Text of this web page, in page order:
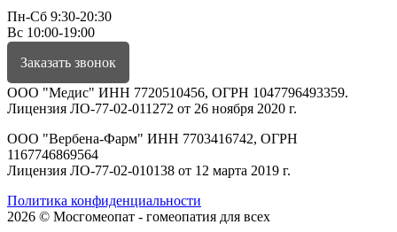
Пн-Сб 9:30-20:30
Вс 10:00-19:00
Заказать звонок
ООО "Медис" ИНН 7720510456, ОГРН 1047796493359.
Лицензия ЛО-77-02-011272 от 26 ноября 2020 г.
ООО "Вербена-Фарм" ИНН 7703416742, ОГРН
1167746869564
Лицензия ЛО-77-02-010138 от 12 марта 2019 г.
Политика конфиденциальности
2026 © Мосгомеопат - гомеопатия для всех